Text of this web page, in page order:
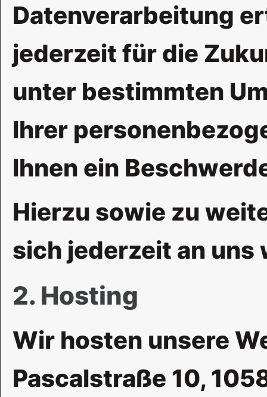
Datenverarbeitung
jederzeit für die
unter bestimmten
Ihrer
Ihnen ein
Hierzu sowie zu
sich jederzeit an uns
2. Hosting
Wir hosten unsere
Pascalstraße 10,